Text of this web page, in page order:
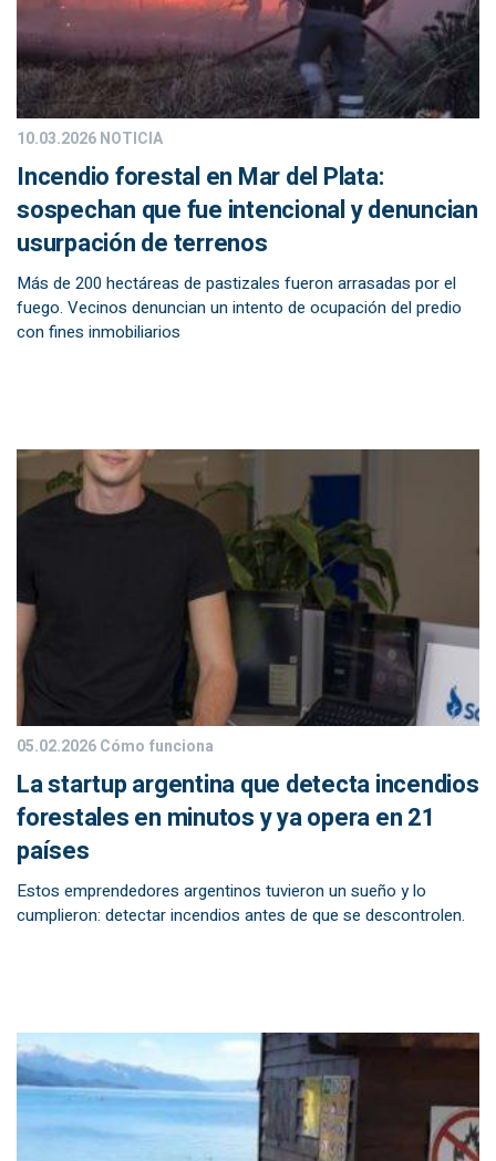
10.03.2026NOTICIA
Incendio forestal en Mar del Plata:
sospechan que fue intencional y denuncian
usurpación de terrenos
Más de 200 hectáreas de pastizales fueron arrasadas por el
fuego. Vecinos denuncian un intento de ocupación del predio
con fines inmobiliarios
05.02.2026Cómo funciona
La startup argentina que detecta incendios
forestales en minutos y ya opera en 21
países
Estos emprendedores argentinos tuvieron un sueño y lo
cumplieron: detectar incendios antes de que se descontrolen.